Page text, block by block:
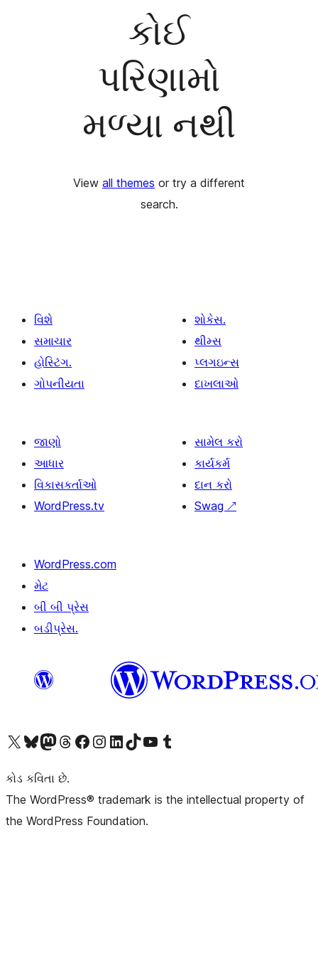
કોઈ
પરિણામો
મળ્યા નથી
View all themes or try a different
search.
વિશે
સમાચાર
હોસ્ટિંગ.
ગોપનીયતા
શોકેસ.
થીમ્સ
પ્લગઇન્સ
દાખલાઓ
જાણો
આધાર
વિકાસકર્તાઓ
WordPress.tv
સામેલ કરો
કાર્યકર્મ
દાન કરો
Swag ↗
WordPress.com
મેટ
બી બી પ્રેસ
બડીપ્રેસ.
અમારા X (અગાઉ ટ્વિટર) એકાઉન્ટની મુલાકાત લોઅમારા Bluesky એકાઉન્ટની મુલાકાત લોઅમારા માસ્ટોડોન એકાઉન્ટની મુલાકાત લોઅમારા Threads એકાઉન્ટની મુલાકાત લો અમારા ફેસબુક પેજની મુલાકાત લોઅમારા ઇન્સ્ટાગ્રામ એકાઉન્ટની મુલાકાત લો અમારા LinkedIn એકાઉન્ટની મુલાકાત લોઅમારા TikTok એકાઉન્ટની મુલાકાત લોઅમારી YouTube ચેનલની મુલાકાત લો અમારા Tumblr એકાઉન્ટની મુલાકાત લો
કોડ કવિતા છે.
The WordPress® trademark is the intellectual property of
the WordPress Foundation.